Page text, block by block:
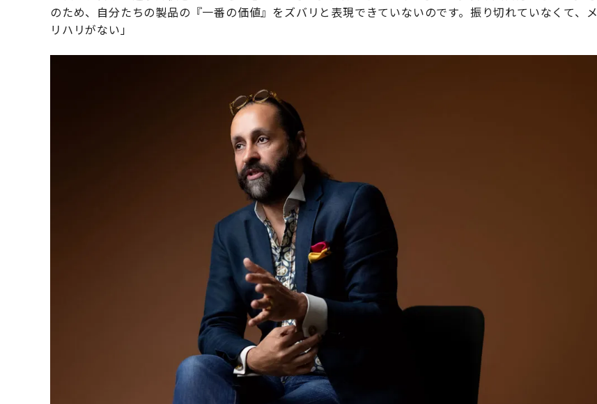
のため、自分たちの製品の『一番の価値』をズバリと表現できていないのです。振り切れていなくて、メ
リハリがない」